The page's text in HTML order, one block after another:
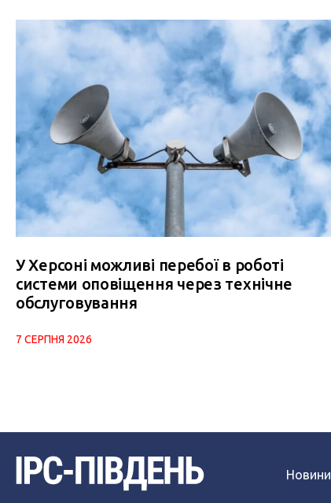
У Херсоні можливі перебої в роботі
системи оповіщення через технічне
обслуговування
7 СЕРПНЯ 2026
Новини